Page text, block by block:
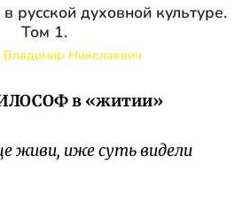
русской духовной культуре.
Том 1.
Владимир Николаевич
в «житии»
живи, иже суть видели